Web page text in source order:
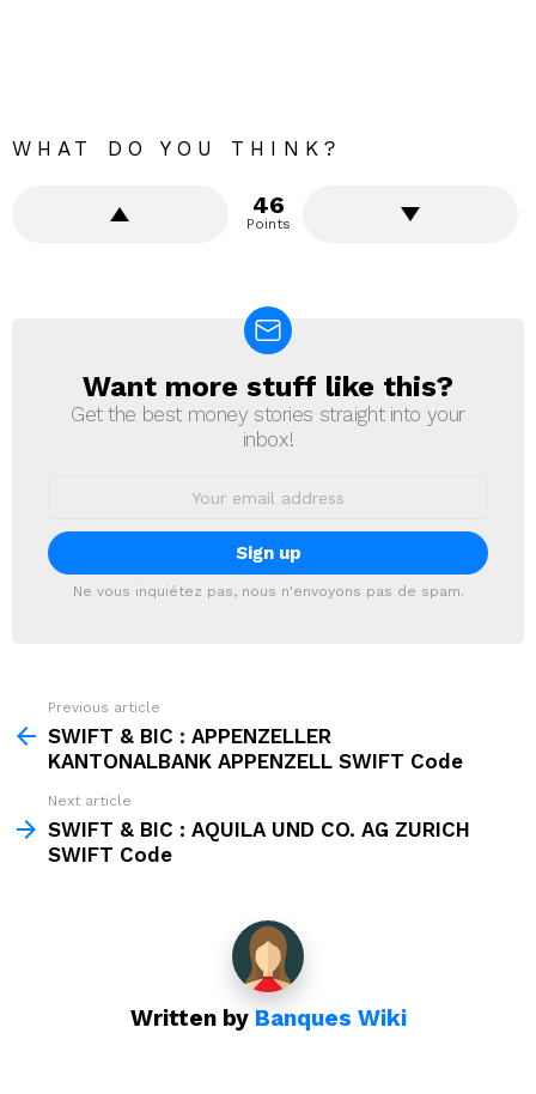
WHAT DO YOU THINK?
46
Points
NEWSLETTER
Want more stuff like this?
Get the best money stories straight into your
inbox!
Ne vous inquiétez pas, nous n'envoyons pas de spam.
more
Previous article
SWIFT & BIC : APPENZELLER
KANTONALBANK APPENZELL SWIFT Code
Next article
SWIFT & BIC : AQUILA UND CO. AG ZURICH
SWIFT Code
Written by Banques Wiki